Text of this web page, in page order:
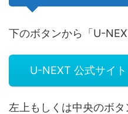
下のボタンから「U-
U-NEXT 公式サイト
左上もしくは中央のボタ